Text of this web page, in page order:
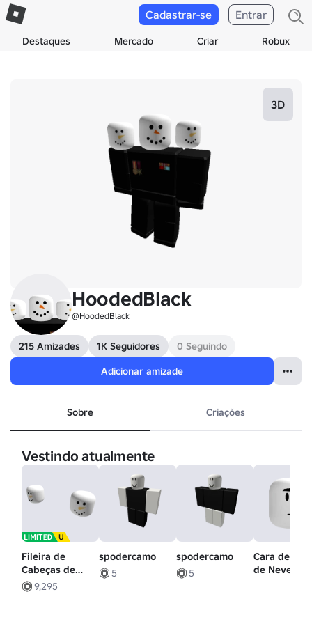
Destaques Mercado Criar Robux
Cadastrar-se Entrar
3D
HoodedBlack
@HoodedBlack
215 Amizades 1K Seguidores
0 Seguindo
Adicionar amizade
Sobre Criações
Vestindo atualmente
Fileira de
Cabeças de
Boneco de
Neve
9,295
spodercamo
5
spodercamo
5
Cara de
de Neve -